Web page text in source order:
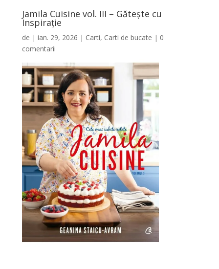
Jamila Cuisine vol. III – Gătește cu
Inspirație
de | ian. 29, 2026 | Carti, Carti de bucate | 0
comentarii